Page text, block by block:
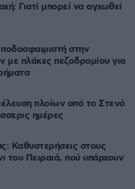
Γιατί μπορεί να αγχωθεί
στην
πλάκες πεζοδρομίου για
πλοίων από το Στενό
ημέρες
Καθυστερήσεις στους
του Πειραιά, πού υπάρχουν